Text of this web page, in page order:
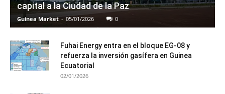
capital a la Ciudad de la Paz
Guinea Market - 05/01/2026 0
Fuhai Energy entra en el bloque EG-08 y
refuerza la inversión gasífera en Guinea
Ecuatorial
02/01/2026